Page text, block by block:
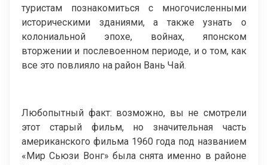
туристам познакомиться с многочисленными
историческими зданиями, а также узнать о
колониальной эпохе, войнах, японском
вторжении и послевоенном периоде, и о том, как
все это повлияло на район Вань Чай.
Любопытный факт: возможно, вы не смотрели
этот старый фильм, но значительная часть
американского фильма 1960 года под названием
«Мир Сьюзи Вонг» была снята именно в районе